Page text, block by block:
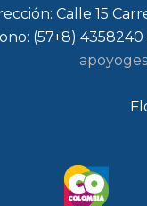
Calle 15
(57+8) 4358240